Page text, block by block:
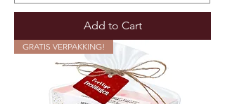
Add to Cart
GRATIS VERPAKKING!